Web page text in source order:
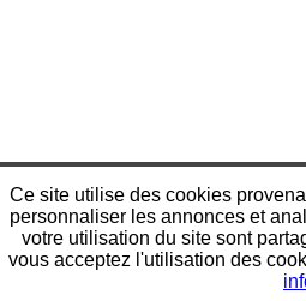
Ce site utilise des cookies
personnaliser les annonces et
votre utilisation du site sont
vous acceptez l'utilisation des